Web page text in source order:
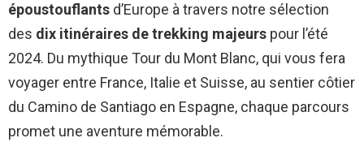
époustouflants d’Europe à travers notre sélection
des dix itinéraires de trekking majeurs pour l’été
2024. Du mythique Tour du Mont Blanc, qui vous fera
voyager entre France, Italie et Suisse, au sentier côtier
du Camino de Santiago en Espagne, chaque parcours
promet une aventure mémorable.